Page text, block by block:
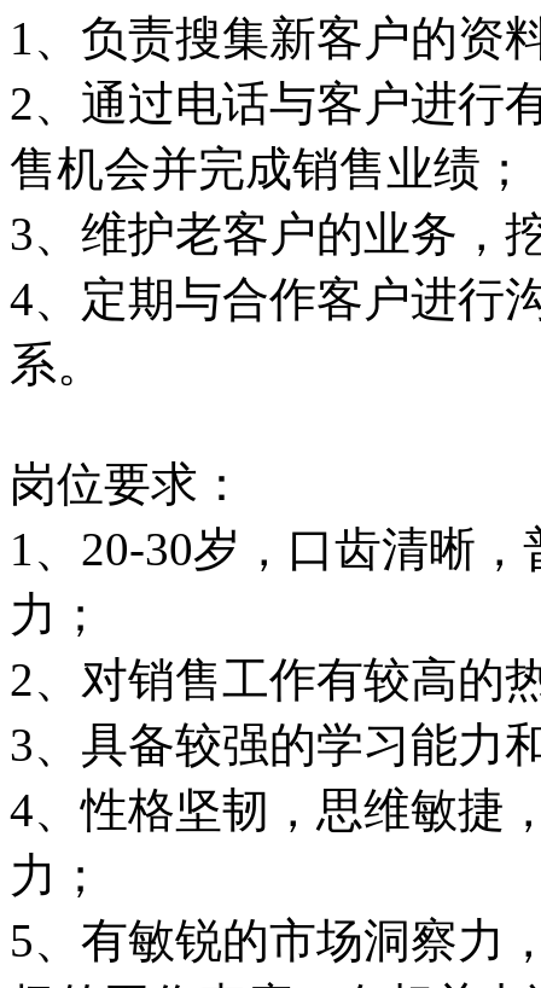
1、负责搜集新客户的资
2、通过电话与客户进行
售机会并完成销售业绩；
3、维护老客户的业务，
4、定期与合作客户进行
系。
岗位要求：
1、20-30岁，口齿清晰
力；
2、对销售工作有较高的
3、具备较强的学习能力
4、性格坚韧，思维敏捷
力；
5、有敏锐的市场洞察力